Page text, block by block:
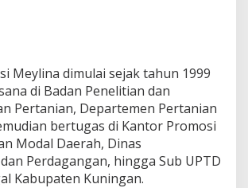
Meylina dimulai sejak tahun 1999
di Badan Penelitian dan
Pertanian, Departemen Pertanian
bertugas di Kantor Promosi
Modal Daerah, Dinas
Perdagangan, hingga Sub UPTD
Kabupaten Kuningan.